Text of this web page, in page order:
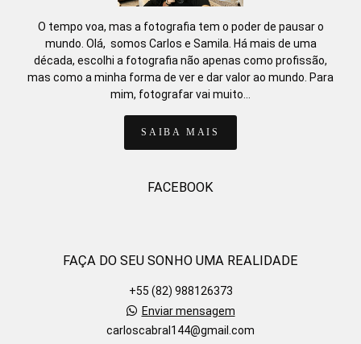
O tempo voa, mas a fotografia tem o poder de pausar o
mundo. Olá, somos Carlos e Samila. Há mais de uma
década, escolhi a fotografia não apenas como profissão,
mas como a minha forma de ver e dar valor ao mundo. Para
mim, fotografar vai muito...
SAIBA MAIS
FACEBOOK
FAÇA DO SEU SONHO UMA REALIDADE
+55 (82) 988126373
Enviar mensagem
carloscabral144@gmail.com